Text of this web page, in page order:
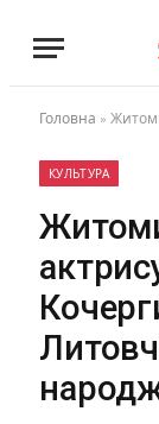
Головна » Житомир
КУЛЬТУРА